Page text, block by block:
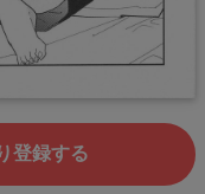
登録する